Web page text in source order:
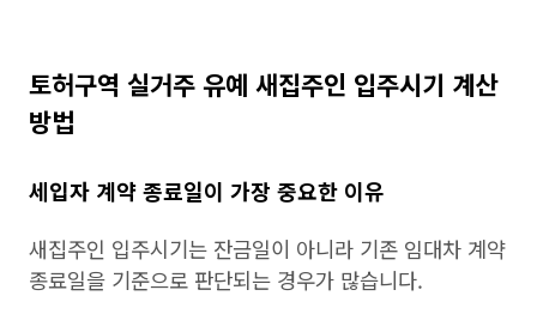
토허구역 실거주 유예 새집주인 입주시기 계산
방법
세입자 계약 종료일이 가장 중요한 이유
새집주인 입주시기는 잔금일이 아니라 기존 임대차 계약
종료일을 기준으로 판단되는 경우가 많습니다.